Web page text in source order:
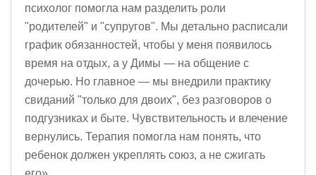
психолог помогла нам разделить роли
"родителей" и "супругов". Мы детально расписали
график обязанностей, чтобы у меня появилось
время на отдых, а у Димы — на общение с
дочерью. Но главное — мы внедрили практику
свиданий "только для двоих", без разговоров о
подгузниках и быте. Чувствительность и влечение
вернулись. Терапия помогла нам понять, что
ребенок должен укреплять союз, а не сжигать